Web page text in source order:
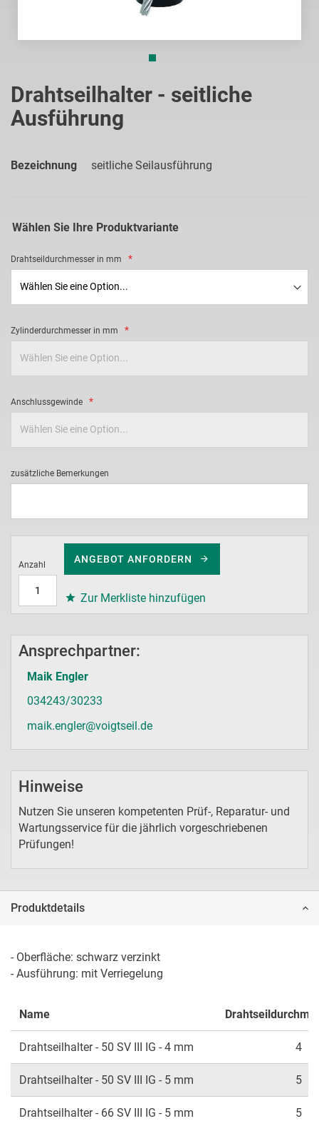
Drahtseilhalter - seitliche
Ausführung
Bezeichnung seitliche Seilausführung
Wählen Sie Ihre Produktvariante
Drahtseildurchmesser in mm
Zylinderdurchmesser in mm
Anschlussgewinde
zusätzliche Bemerkungen
Anzahl
ANGEBOT ANFORDERN
Zur Merkliste hinzufügen
Ansprechpartner:
Maik Engler
034243/30233
maik.engler@voigtseil.de
Hinweise
Nutzen Sie unseren kompetenten Prüf-, Reparatur- und
Wartungsservice für die jährlich vorgeschriebenen
Prüfungen!
Anfang
der
Bildgalerie
Produktdetails
- Oberfläche: schwarz verzinkt
- Ausführung: mit Verriegelung
Name
Drahtseilhalter - 50 SV III IG - 4 mm 4
Drahtseilhalter - 50 SV III IG - 5 mm 5
Drahtseilhalter - 66 SV III IG - 5 mm 5